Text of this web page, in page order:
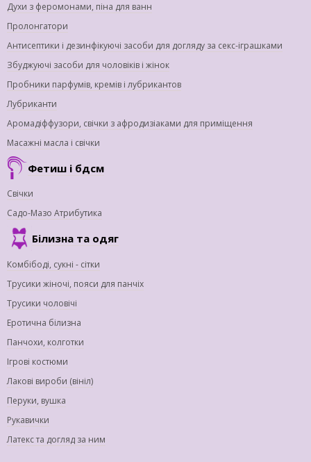
Духи з феромонами, піна для ванн
Пролонгатори
Антисептики і дезинфікуючі засоби для догляду за секс-іграшками
Збуджуючі засоби для чоловіків і жінок
Пробники парфумів, кремів і лубрикантов
Лубриканти
Аромадіффузори, свічки з афродизіаками для приміщення
Масажні масла і свічки
Фетиш і бдсм
Свічки
Садо-Мазо Атрибутика
Білизна та одяг
Комбібоді, сукні - сітки
Трусики жіночі, пояси для панчіх
Трусики чоловічі
Еротична білизна
Панчохи, колготки
Ігрові костюми
Лакові вироби (вініл)
Перуки, вушка
Рукавички
Латекс та догляд за ним